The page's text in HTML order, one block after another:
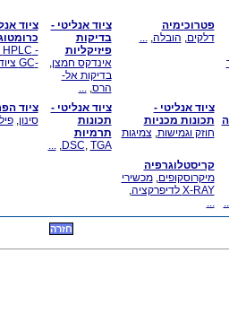
פטרוכימיה
דלקים, הובלה,
...
ציוד אנליטי -
בדיקות
פיזיקליות
אינדקס חמצן,
בדיקות אל-
הרס,
...
ציוד
- HPLC ציוד נלווה
-GC ציוד נלווה
ציוד אנליטי -
תכונות מכניות
חוזק וגמישות, צמיגות
ציוד אנליטי -
תכונות
תרמיות
DSC, TGA
,
...
ציוד
סינון,
קריסטלוגרפיה
מיקרוסקופים,מכשירי
X-RAY לדיפרקציה
,
...
חזרה